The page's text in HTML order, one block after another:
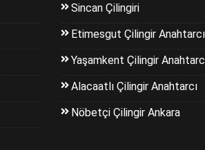
Sincan Çilingiri
Etimesgut Çilingir Anahtarcı
Yaşamkent Çilingir
Alacaatlı Çilingir Anahtarcı
Nöbetçi Çilingir Ankara